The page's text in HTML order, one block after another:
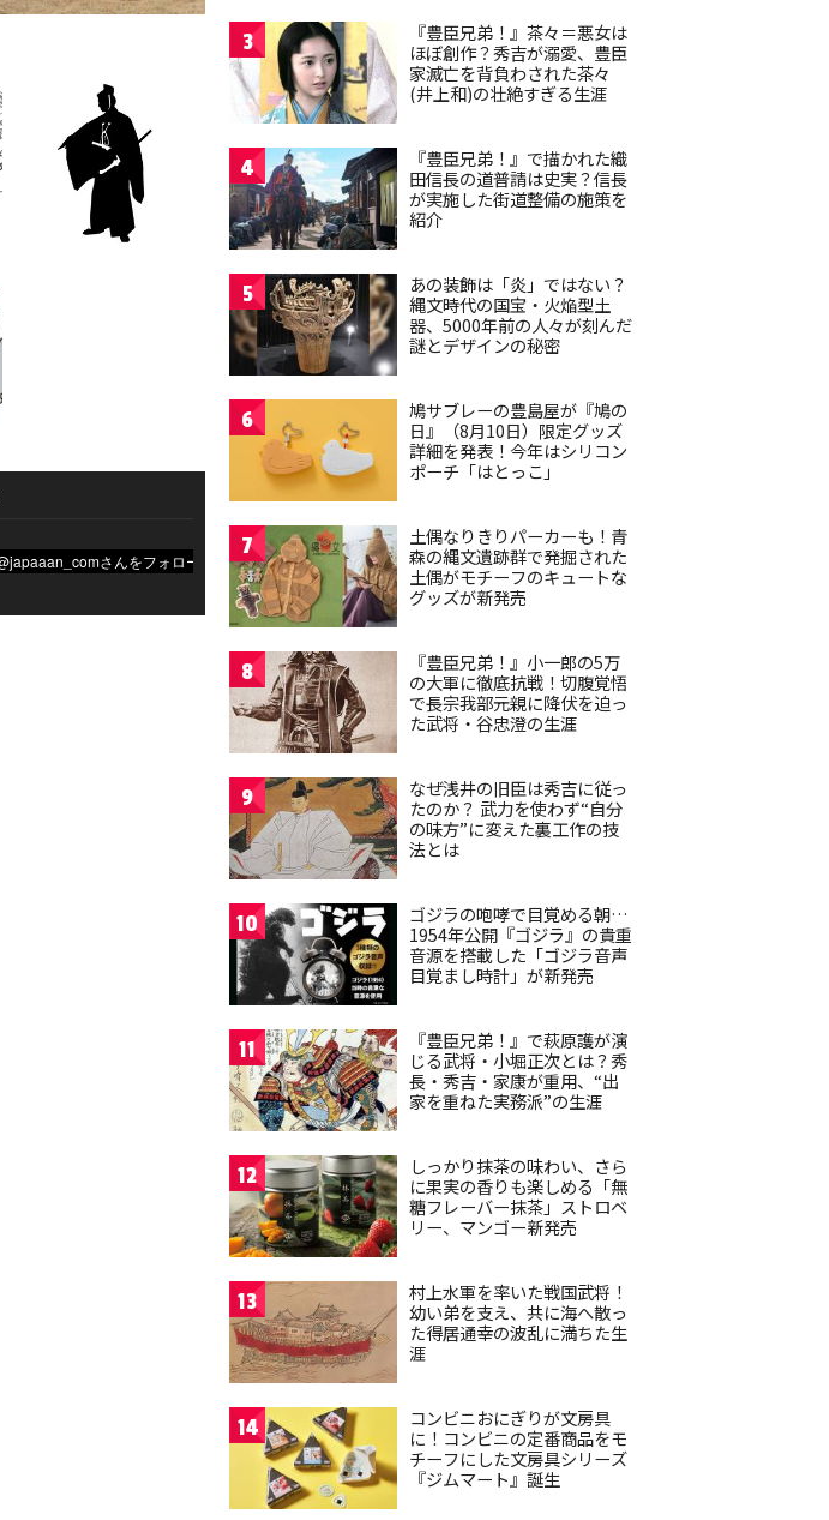
3
『豊臣兄弟！』茶々＝悪女は
ほぼ創作？秀吉が溺愛、豊臣
家滅亡を背負わされた茶々
(井上和)の壮絶すぎる生涯
4
『豊臣兄弟！』で描かれた織
田信長の道普請は史実？信長
が実施した街道整備の施策を
紹介
5
あの装飾は「炎」ではない？
縄文時代の国宝・火焔型土
器、5000年前の人々が刻んだ
謎とデザインの秘密
6
鳩サブレーの豊島屋が『鳩の
日』（8月10日）限定グッズ
詳細を発表！今年はシリコン
ポーチ「はとっこ」
7
土偶なりきりパーカーも！青
森の縄文遺跡群で発掘された
土偶がモチーフのキュートな
グッズが新発売
8
『豊臣兄弟！』小一郎の5万
の大軍に徹底抗戦！切腹覚悟
で長宗我部元親に降伏を迫っ
た武将・谷忠澄の生涯
9
なぜ浅井の旧臣は秀吉に従っ
たのか？ 武力を使わず“自分
の味方”に変えた裏工作の技
法とは
10
ゴジラの咆哮で目覚める朝…
1954年公開『ゴジラ』の貴重
音源を搭載した「ゴジラ音声
目覚まし時計」が新発売
11
『豊臣兄弟！』で萩原護が演
じる武将・小堀正次とは？秀
長・秀吉・家康が重用、“出
家を重ねた実務派”の生涯
12
しっかり抹茶の味わい、さら
に果実の香りも楽しめる「無
糖フレーバー抹茶」ストロベ
リー、マンゴー新発売
13
村上水軍を率いた戦国武将！
幼い弟を支え、共に海へ散っ
た得居通幸の波乱に満ちた生
涯
14
コンビニおにぎりが文房具
に！コンビニの定番商品をモ
チーフにした文房具シリーズ
『ジムマート』誕生